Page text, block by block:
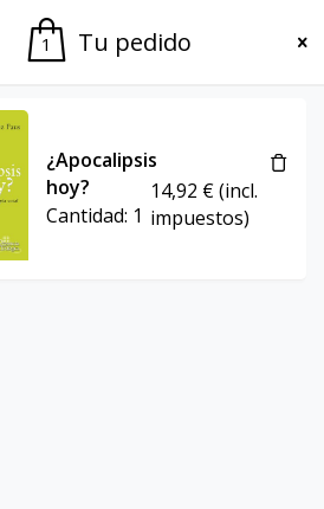
la paciencia.
El Grupo
WALTER KASPER
1 Tu pedido
¿Apocalipsis
hoy?
Cantidad: 1
14,92 €(incl.
impuestos)